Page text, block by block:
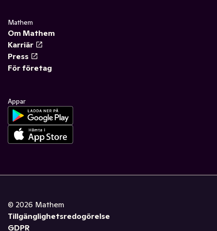
Mathem
Om Mathem
Karriär
Press
För företag
Appar
© 2026 Mathem
Tillgänglighetsredogörelse
GDPR